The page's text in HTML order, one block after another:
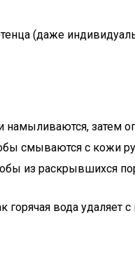
(даже
затем
смываются с кожи
из раскрывшихся
вода удаляет